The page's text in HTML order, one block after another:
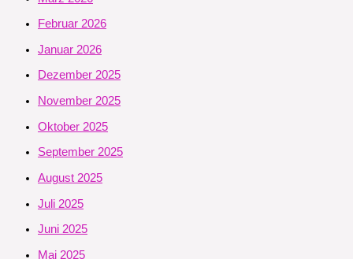
Februar 2026
Januar 2026
Dezember 2025
November 2025
Oktober 2025
September 2025
August 2025
Juli 2025
Juni 2025
Mai 2025